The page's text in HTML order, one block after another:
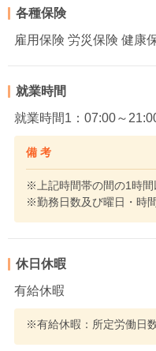
各種保険
雇用保険 労災保険 健康
就業時間
就業時間1：07:00～
備 考
※上記時間帯の間の1時間
※勤務日数及び曜日・時
休日休暇
有給休暇
※有給休暇：所定労働日